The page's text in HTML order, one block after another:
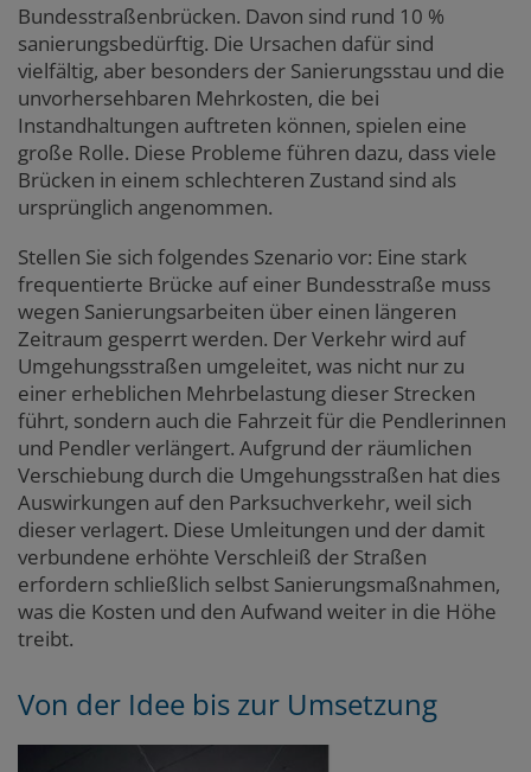
Bundesstraßenbrücken. Davon sind rund 10 %
sanierungsbedürftig. Die Ursachen dafür sind
vielfältig, aber besonders der Sanierungsstau und die
unvorhersehbaren Mehrkosten, die bei
Instandhaltungen auftreten können, spielen eine
große Rolle. Diese Probleme führen dazu, dass viele
Brücken in einem schlechteren Zustand sind als
ursprünglich angenommen.
Stellen Sie sich folgendes Szenario vor: Eine stark
frequentierte Brücke auf einer Bundesstraße muss
wegen Sanierungsarbeiten über einen längeren
Zeitraum gesperrt werden. Der Verkehr wird auf
Umgehungsstraßen umgeleitet, was nicht nur zu
einer erheblichen Mehrbelastung dieser Strecken
führt, sondern auch die Fahrzeit für die Pendlerinnen
und Pendler verlängert. Aufgrund der räumlichen
Verschiebung durch die Umgehungsstraßen hat dies
Auswirkungen auf den Parksuchverkehr, weil sich
dieser verlagert. Diese Umleitungen und der damit
verbundene erhöhte Verschleiß der Straßen
erfordern schließlich selbst Sanierungsmaßnahmen,
was die Kosten und den Aufwand weiter in die Höhe
treibt.
Von der Idee bis zur Umsetzung